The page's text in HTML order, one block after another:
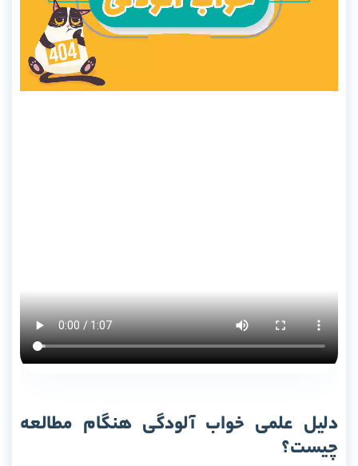
دلیل علمی خواب آلودگی هنگام مطالعه
چیست؟